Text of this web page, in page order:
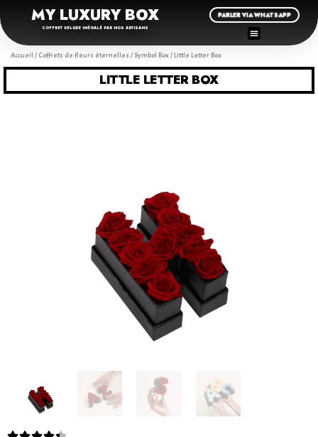
MY LUXURY BOX
COFFRET DELUXE INÉGALÉ PAR NOS ARTISANS
PARLER VIA WHATSAPP
Accueil / Coffrets de fleurs éternelles / Symbol Box/ Little Letter Box
LITTLE LETTER BOX